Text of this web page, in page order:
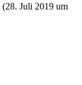
(28. Juli 2019 um